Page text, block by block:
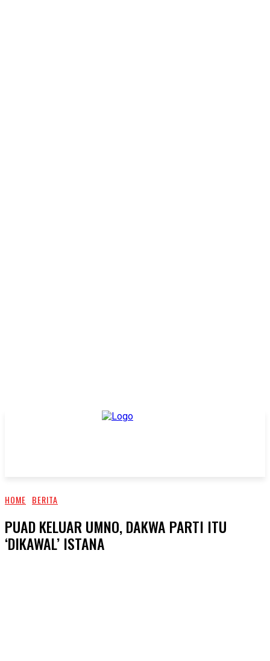
HOME BERITA
PUAD KELUAR UMNO, DAKWA PARTI ITU
‘DIKAWAL’ ISTANA